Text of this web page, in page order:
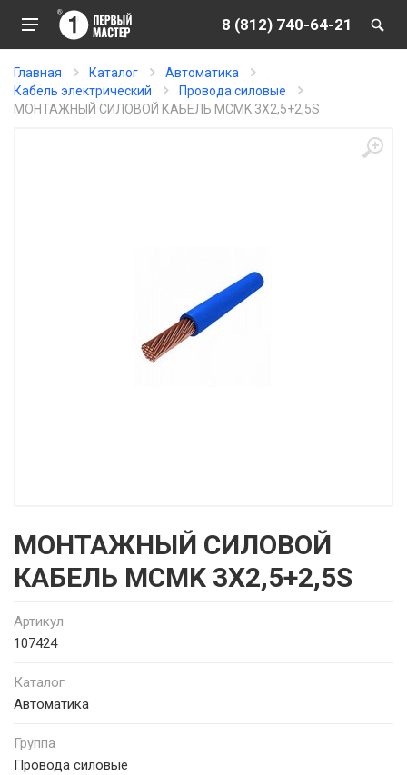
8 (812) 740-64-21
Главная Каталог
Автоматика
Кабель электрический
Провода силовые
МОНТАЖНЫЙ СИЛОВОЙ КАБЕЛЬ MCMK 3X2,5+2,5S
МОНТАЖНЫЙ СИЛОВОЙ
КАБЕЛЬ MCMK 3X2,5+2,5S
Артикул
107424
Каталог
Автоматика
Группа
Провода силовые